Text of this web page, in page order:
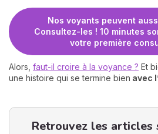
Nos voyants peuvent
Consultez-les ! 10 minutes
votre première
Alors, faut-il croire à la voyance ? Et
une histoire qui se termine bien avec
Retrouvez les articles